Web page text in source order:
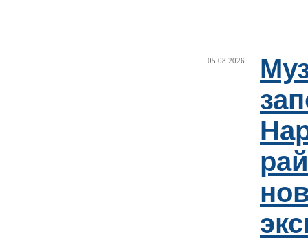
05.08.2026